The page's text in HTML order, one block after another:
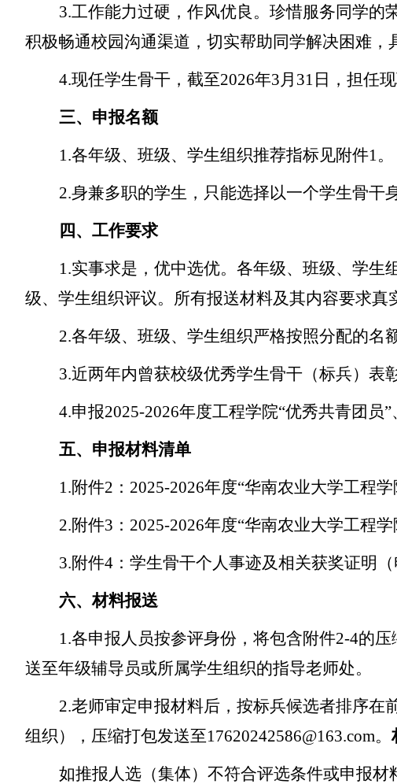
3.工作能力过硬，作风优良。珍惜服务同学的
积极畅通校园沟通渠道，切实帮助同学解决困难，
4.现任学生骨干，截至2026年3月31日，担任
三、申报名额
1.各年级、 班级、 学生组织推荐指标见附件1。
2.身兼多职的学生，只能选择以一个学生骨干
四、工作要求
1.实事求是，优中选优。各年级、班级、学
级、学生组织评议。所有报送材料及其内容要求真
2.各年级、 班级、 学生组织严格按照分配的名
3.近两年内曾获校级优秀学生骨干（标兵） 表
4.申报2025-2026年度工程学院“优秀共青团员”
五、申报材料清单
1.附件2： 2025-2026年度“华南农业大学工程学
2.附件3：2025-2026年度“华南农业大学工程学
3.附件4： 学生骨干个人事迹及相关获奖证明（
六、材料报送
1.各申报人员按参评身份，将包含附件2-4的
送至年级辅导员或所属学生组织的指导老师处。
2.老师审定申报材料后，按标兵候选者排序在
组织），压缩打包发送至17620242586@163.com。
如推报人选（集体）不符合评选条件或申报材